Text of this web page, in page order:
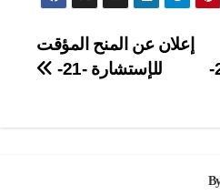
إعلان عن المنح المؤقت
للإستشارة -21-